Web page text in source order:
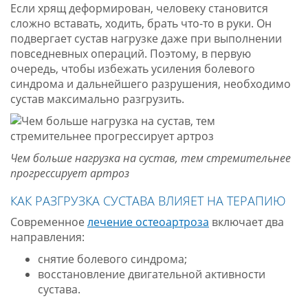
Если хрящ деформирован, человеку становится
сложно вставать, ходить, брать что-то в руки. Он
подвергает сустав нагрузке даже при выполнении
повседневных операций. Поэтому, в первую
очередь, чтобы избежать усиления болевого
синдрома и дальнейшего разрушения, необходимо
сустав максимально разгрузить.
Чем больше нагрузка на сустав, тем стремительнее
прогрессирует артроз
КАК РАЗГРУЗКА СУСТАВА ВЛИЯЕТ НА ТЕРАПИЮ
Современноелечение остеоартроза включает два
направления:
снятие болевого синдрома;
восстановление двигательной активности
сустава.